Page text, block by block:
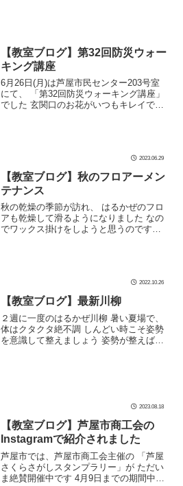
【教室ブログ】第32回防災ウォー
キング講座
6月26日(月)は芦屋市民センター203号室
にて、 「第32回防災ウォーキング講座」
でした 玄関口のお花がいつもキレイです
2023.06.29
【教室ブログ】秋のフロアーメン
テナンス
秋の乾燥の季節が訪れ、 はるかぜのフロ
アも乾燥して滑るようになりました なの
でワックス掛けをしようと思うのです
2022.10.26
【教室ブログ】最新川柳
２週に一度のはるかぜ川柳 暑い夏場で、
体はクタクタ絶不調 しんどい時こそ姿勢
を意識して整えましょう 姿勢が整えば、
2023.08.18
【教室ブログ】芦屋市商工会の
Instagramで紹介されました
芦屋市では、芦屋市商工会主催の 「芦屋
さくらさがしスタンプラリー」が ただい
ま絶賛開催中です 4月9日までの期間中、